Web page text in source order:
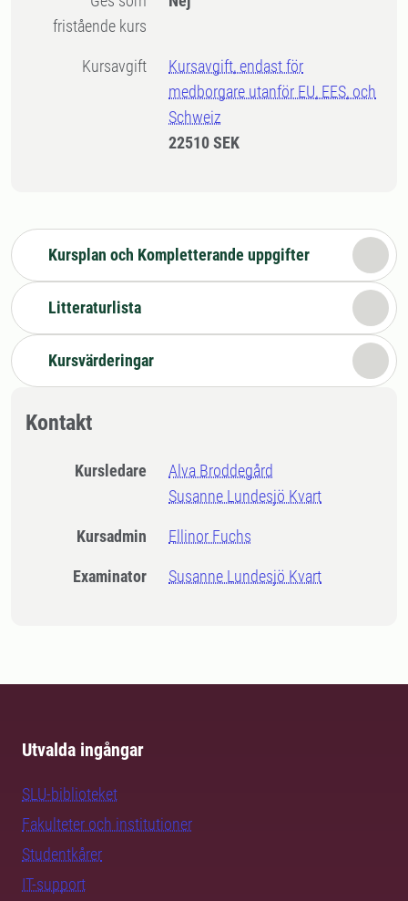
fristående kurs
Kursavgift
Kursavgift, endast för
medborgare utanför EU, EES, och
Schweiz
22510 SEK
Kursplan och Kompletterande uppgifter
Litteraturlista
Kursvärderingar
Kontakt
Kursledare
Alva Broddegård
Susanne Lundesjö Kvart
Kursadmin Ellinor Fuchs
Examinator Susanne Lundesjö Kvart
Utvalda ingångar
SLU-biblioteket
Fakulteter och institutioner
Studentkårer
IT-support